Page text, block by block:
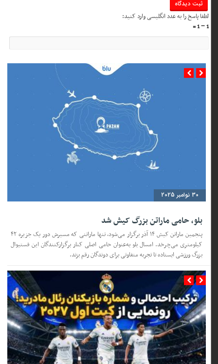
لطفا پاسخ را به عدد انگلیسی وارد کنید:
بلو، حامی ماراتن بزرگ کیش شد
پنجمین ماراتن کیش ۱۴ آذر برگزار می‌شود، تنها ماراتنی که مسیرش دور یک جزیره ۴۲
کیلومتری می‌چرخد. امسال بلو به‌عنوان حامی اصلی کنار برگزارکنندگان این فستیوال
بزرگ ورزشی ایستاده تا تجربه متفاوتی برای دوندگان رقم بزند.